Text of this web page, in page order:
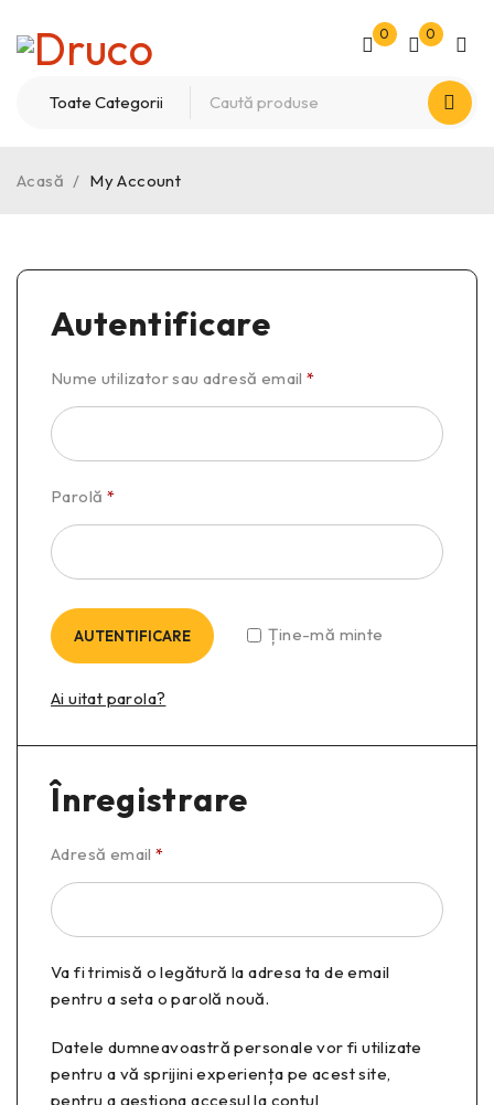
0 0
Acasă / My Account
Autentificare
Nume utilizator sau adresă email*
Parolă *
Ține-mă minte
AUTENTIFICARE
Ai uitat parola?
Înregistrare
Adresă email*
Va fi trimisă o legătură la adresa ta de email
pentru a seta o parolă nouă.
Datele dumneavoastră personale vor fi utilizate
pentru a vă sprijini experiența pe acest site,
pentru a gestiona accesul la contul